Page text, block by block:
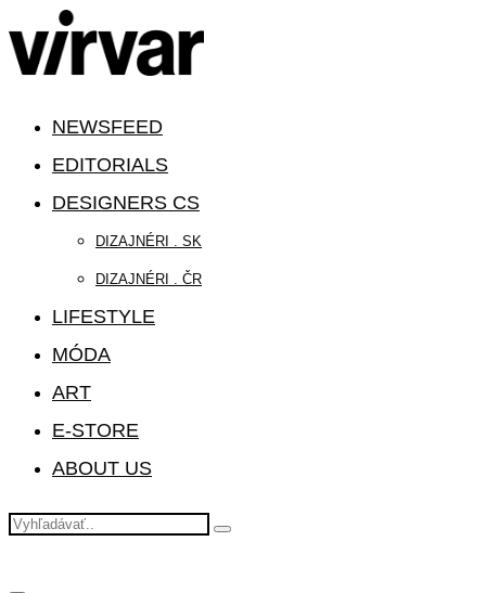
NEWSFEED
EDITORIALS
DESIGNERS CS
DIZAJNÉRI . SK
DIZAJNÉRI . ČR
LIFESTYLE
MÓDA
ART
E-STORE
ABOUT US
Search
Search